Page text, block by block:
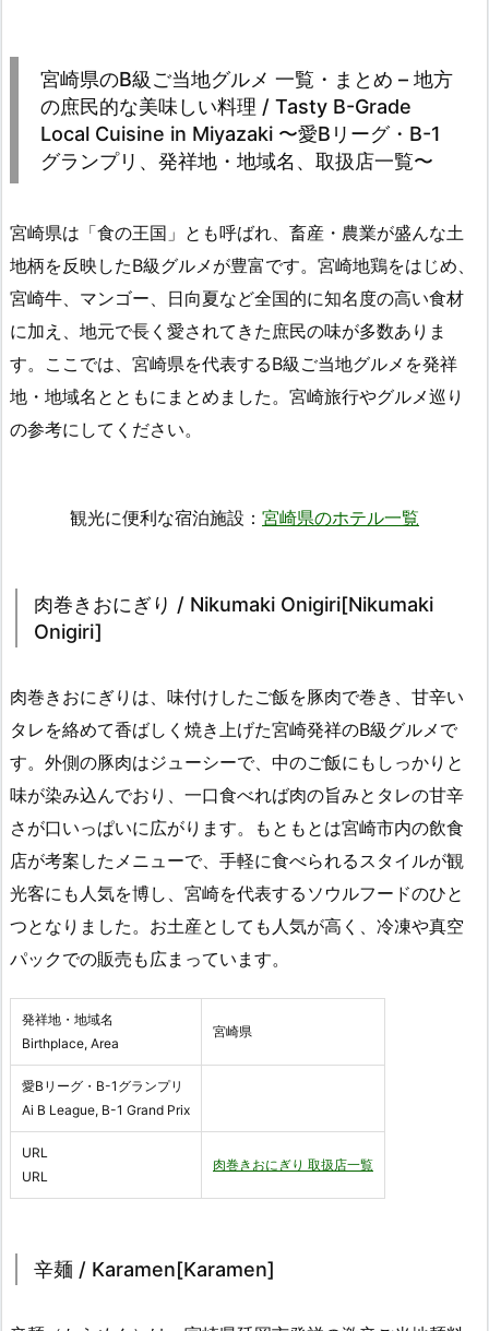
宮崎県のB級ご当地グルメ 一覧・まとめ – 地方
の庶民的な美味しい料理 / Tasty B-Grade
Local Cuisine in Miyazaki 〜愛Bリーグ・B-1
グランプリ、発祥地・地域名、取扱店一覧〜
宮崎県は「食の王国」とも呼ばれ、畜産・農業が盛んな土
地柄を反映したB級グルメが豊富です。宮崎地鶏をはじめ、
宮崎牛、マンゴー、日向夏など全国的に知名度の高い食材
に加え、地元で長く愛されてきた庶民の味が多数ありま
す。ここでは、宮崎県を代表するB級ご当地グルメを発祥
地・地域名とともにまとめました。宮崎旅行やグルメ巡り
の参考にしてください。
観光に便利な宿泊施設： 宮崎県のホテル一覧
肉巻きおにぎり / Nikumaki Onigiri[Nikumaki
Onigiri]
肉巻きおにぎりは、味付けしたご飯を豚肉で巻き、甘辛い
タレを絡めて香ばしく焼き上げた宮崎発祥のB級グルメで
す。外側の豚肉はジューシーで、中のご飯にもしっかりと
味が染み込んでおり、一口食べれば肉の旨みとタレの甘辛
さが口いっぱいに広がります。もともとは宮崎市内の飲食
店が考案したメニューで、手軽に食べられるスタイルが観
光客にも人気を博し、宮崎を代表するソウルフードのひと
つとなりました。お土産としても人気が高く、冷凍や真空
パックでの販売も広まっています。
発祥地・地域名
Birthplace, Area
宮崎県
愛Bリーグ・B-1グランプリ
Ai B League, B-1 Grand Prix
URL
URL
肉巻きおにぎり 取扱店一覧
辛麺 / Karamen[Karamen]